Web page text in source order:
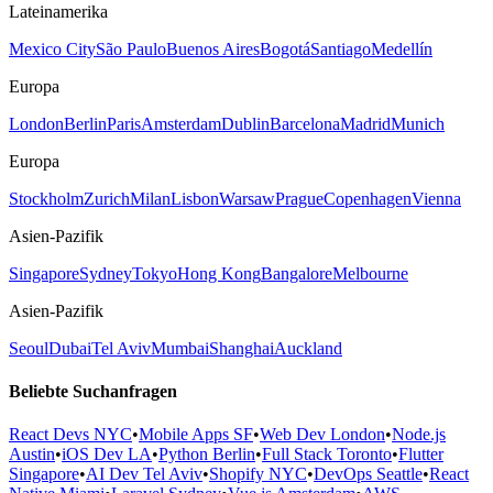
Lateinamerika
Mexico CitySão PauloBuenos AiresBogotáSantiagoMedellín
Europa
LondonBerlinParisAmsterdamDublinBarcelonaMadridMunich
Europa
StockholmZurichMilanLisbonWarsawPragueCopenhagenVienna
Asien-Pazifik
SingaporeSydneyTokyoHong KongBangaloreMelbourne
Asien-Pazifik
SeoulDubaiTel AvivMumbaiShanghaiAuckland
Beliebte Suchanfragen
React Devs NYC•Mobile Apps SF•Web Dev London•Node.js
Austin•iOS Dev LA•Python Berlin•Full Stack Toronto•Flutter
Singapore•AI Dev Tel Aviv•Shopify NYC•DevOps Seattle•React